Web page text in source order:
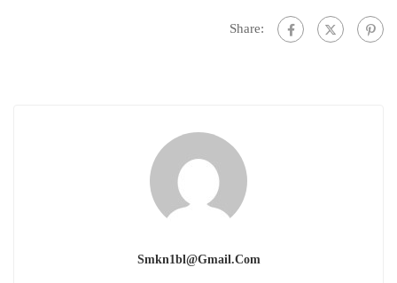
Share:
Smkn1bl@gmail.com